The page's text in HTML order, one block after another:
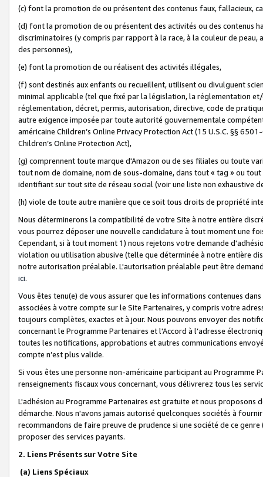
(c) font la promotion de ou présentent des contenus faux, fallacieux,
(d) font la promotion de ou présentent des activités ou des contenus
discriminatoires (y compris par rapport à la race, à la couleur de
des personnes),
(e) font la promotion de ou réalisent des activités illégales,
(f) sont destinés aux enfants ou recueillent, utilisent ou divulguent
minimal applicable (tel que fixé par la législation, la réglementation
réglementation, décret, permis, autorisation, directive, code de
autre exigence imposée par toute autorité gouvernementale
américaine Children’s Online Privacy Protection Act (15 U.S.C. §§
Children’s Online Protection Act),
(g) comprennent toute marque d'Amazon ou de ses filiales ou toute
tout nom de domaine, nom de sous-domaine, dans tout « tag » ou
identifiant sur tout site de réseau social (voir une liste non exhaustive
(h) viole de toute autre manière que ce soit tous droits de propriété
Nous déterminerons la compatibilité de votre Site à notre entière
vous pourrez déposer une nouvelle candidature à tout moment une
Cependant, si à tout moment 1) nous rejetons votre demande
violation ou utilisation abusive (telle que déterminée à notre entière
notre autorisation préalable. L'autorisation préalable peut être
ici.
Vous êtes tenu(e) de vous assurer que les informations contenues
associées à votre compte sur le Site Partenaires, y compris votre
toujours complètes, exactes et à jour. Nous pouvons envoyer des
concernant le Programme Partenaires et l'Accord à l’adresse
toutes les notifications, approbations et autres communications
compte n’est plus valide.
Si vous êtes une personne non-américaine participant au
renseignements fiscaux vous concernant, vous délivrerez tous les
L'adhésion au Programme Partenaires est gratuite et nous proposons
démarche. Nous n'avons jamais autorisé quelconques sociétés à
recommandons de faire preuve de prudence si une société de ce
proposer des services payants.
2. Liens Présents sur Votre Site
(a) Liens Spéciaux